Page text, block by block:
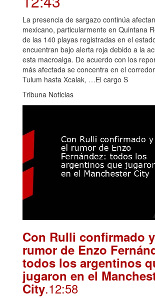
La presencia de sargazo continúa
mexicano, particularmente en Quintana
de las 140 playas registradas en el
encuentran bajo alerta roja debido a la
esta macroalga. De acuerdo con los
más afectada se concentra en el
Tulum hasta Xcalak, …El cargo S
Tribuna Noticias
Con Rulli confirmado
rumor de Enzo
todos los argentinos
jugaron en el
City.12:58